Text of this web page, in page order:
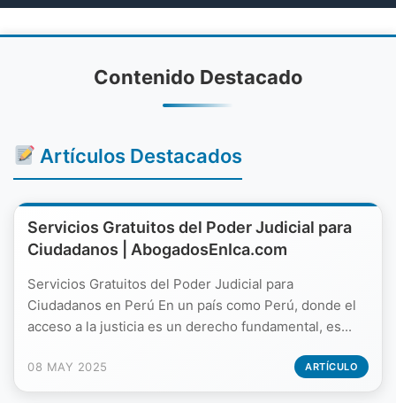
Contenido Destacado
Artículos Destacados
Servicios Gratuitos del Poder Judicial para
Ciudadanos | AbogadosEnIca.com
Servicios Gratuitos del Poder Judicial para
Ciudadanos en Perú En un país como Perú, donde el
acceso a la justicia es un derecho fundamental, es...
08 MAY 2025 ARTÍCULO